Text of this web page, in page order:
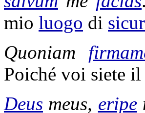
mio luogo di
Quoniam
Poiché voi siete
Deus meus, eripe